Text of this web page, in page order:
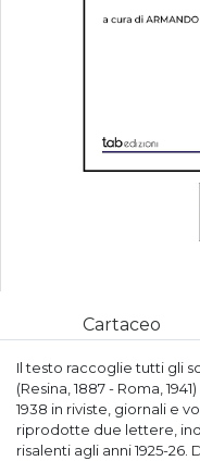
Cartaceo
Il testo raccoglie tutti gli
(Resina, 1887 - Roma,
1938 in riviste, giornali e
riprodotte due lettere,
risalenti agli anni 1925-